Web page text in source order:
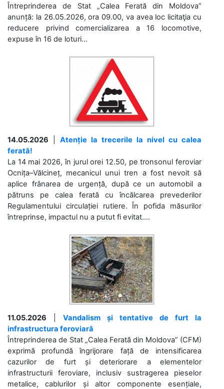
Întreprinderea de Stat „Calea Ferată din Moldova”
anunță: la 26.05.2026, ora 09.00, va avea loc licitaţia cu
reducere privind comercializarea a 16 locomotive,
expuse în 16 de loturi...
14.05.2026
Atenție la trecerile la nivel cu calea
ferată!
La 14 mai 2026, în jurul orei 12.50, pe tronsonul feroviar
Ocnița–Vălcineț, mecanicul unui tren a fost nevoit să
aplice frânarea de urgență, după ce un automobil a
pătruns pe calea ferată cu încălcarea prevederilor
Regulamentului circulației rutiere. În pofida măsurilor
întreprinse, impactul nu a putut fi evitat....
11.05.2026
Vandalism și tentative de furt la
infrastructura feroviară
Întreprinderea de Stat „Calea Ferată din Moldova” (CFM)
exprimă profundă îngrijorare față de intensificarea
cazurilor de furt și deteriorare a elementelor
infrastructurii feroviare, inclusiv sustragerea pieselor
metalice, cablurilor și altor componente esențiale,